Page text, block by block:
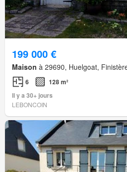
199 000 €
Maison à 29690, Huelgoat,
6
128 m²
Il y a 30+ jours
LEBONCOIN